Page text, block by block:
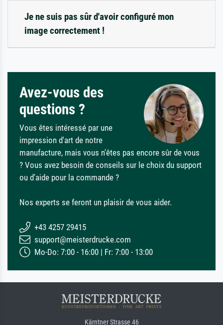
Je ne suis pas sûr d'avoir configuré mon
image correctement !
Avez-vous des
questions ?
Vous êtes intéressé par une
impression d'art de notre
manufacture, mais vous n'êtes pas encore sûr de vous
? Vous avez besoin de conseils sur le choix du support
ou d'aide pour la commande ?
Nos experts se feront un plaisir de vous aider.
+43 4257 29415
support@meisterdrucke.com
Mo-Do: 7:00 - 16:00 | Fr: 7:00 - 13:00
Kärntner Strasse 46